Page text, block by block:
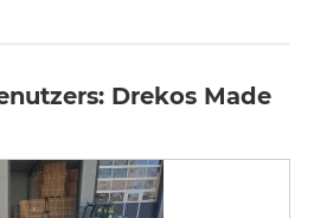
Drekos Made